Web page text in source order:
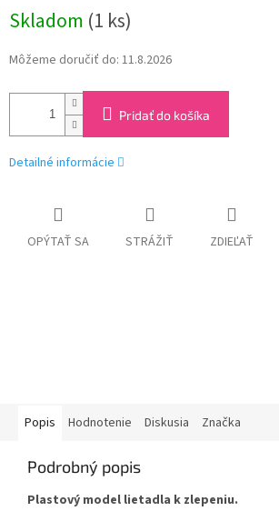
cena:
Skladom (1 ks)
Môžeme doručiť do: 11.8.2026
Pridať do košíka
Detailné informácie
OPÝTAŤ SA STRÁŽIŤ ZDIEĽAŤ
Popis Hodnotenie Diskusia Značka
Podrobný popis
Plastový model lietadla k zlepeniu.